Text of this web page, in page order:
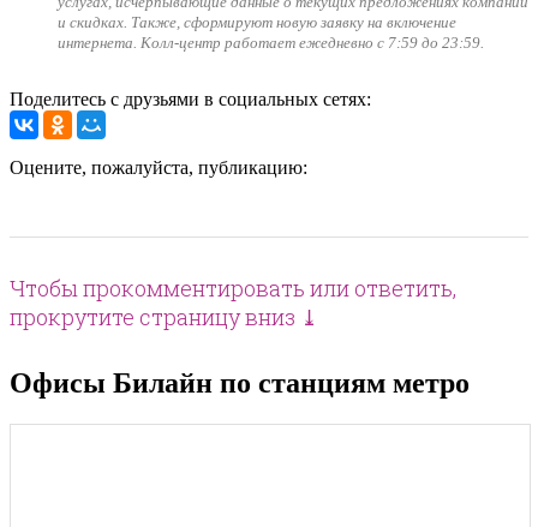
и скидках. Также, сформируют новую заявку на включение
интернета. Колл-центр работает ежедневно с 7:59 до 23:59.
Поделитесь с друзьями в социальных сетях:
Оцените, пожалуйста, публикацию:
Чтобы прокомментировать или ответить,
прокрутите страницу вниз ⤓
Офисы Билайн по станциям метро